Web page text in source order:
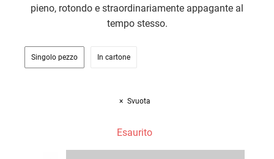
pieno, rotondo e straordinariamente appagante al
tempo stesso.
Singolo pezzo In cartone
Svuota
Esaurito